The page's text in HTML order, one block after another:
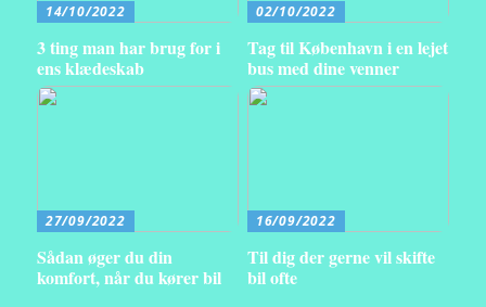
14/10/2022
3 ting man har brug for i
ens klædeskab
02/10/2022
Tag til København i en lejet
bus med dine venner
27/09/2022
Sådan øger du din
komfort, når du kører bil
16/09/2022
Til dig der gerne vil skifte
bil ofte